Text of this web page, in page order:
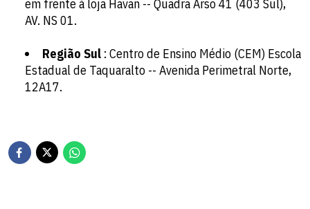
em frente à loja Havan -- Quadra Arso 41 (403 Sul),
AV. NS 01.
Região Sul : Centro de Ensino Médio (CEM) Escola
Estadual de Taquaralto -- Avenida Perimetral Norte,
12A17.